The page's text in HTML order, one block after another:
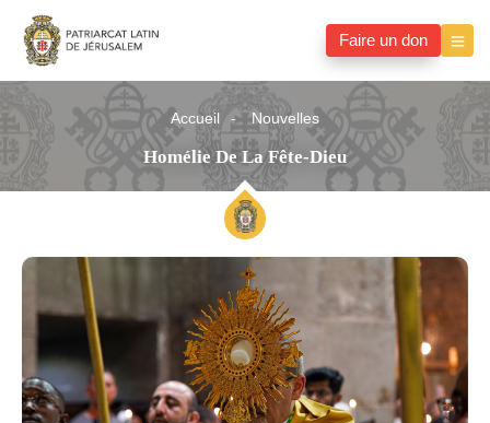
Faire un don
Accueil Nouvelles
Homélie De La Fête-Dieu